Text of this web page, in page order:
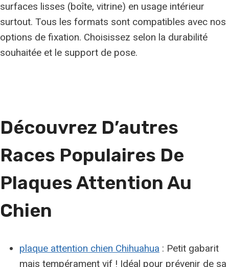
surfaces lisses (boîte, vitrine) en usage intérieur
surtout. Tous les formats sont compatibles avec nos
options de fixation. Choisissez selon la durabilité
souhaitée et le support de pose.
Découvrez D’autres
Races Populaires De
Plaques Attention Au
Chien
plaque attention chien Chihuahua : Petit gabarit
mais tempérament vif ! Idéal pour prévenir de sa